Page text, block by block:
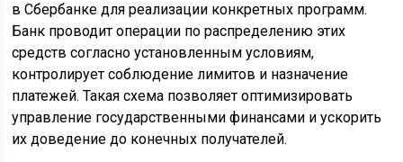
в Сбербанке для реализации конкретных программ.
Банк проводит операции по распределению этих
средств согласно установленным условиям,
контролирует соблюдение лимитов и назначение
платежей. Такая схема позволяет оптимизировать
управление государственными финансами и ускорить
их доведение до конечных получателей.